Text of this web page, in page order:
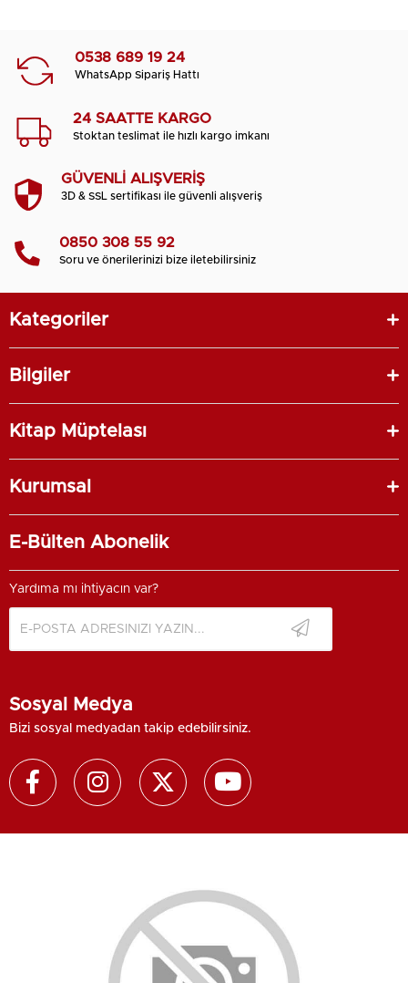
0538 689 19 24
WhatsApp Sipariş Hattı
24 SAATTE KARGO
Stoktan teslimat ile hızlı kargo imkanı
GÜVENLİ ALIŞVERİŞ
3D & SSL sertifikası ile güvenli alışveriş
0850 308 55 92
Soru ve önerilerinizi bize iletebilirsiniz
Kategoriler
Bilgiler
Kitap Müptelası
Kurumsal
E-Bülten Abonelik
Yardıma mı ihtiyacın var?
Sosyal Medya
Bizi sosyal medyadan takip edebilirsiniz.